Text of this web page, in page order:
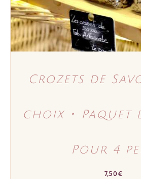
Crozets de
choix ･ Paquet
Pour 4
7,50€